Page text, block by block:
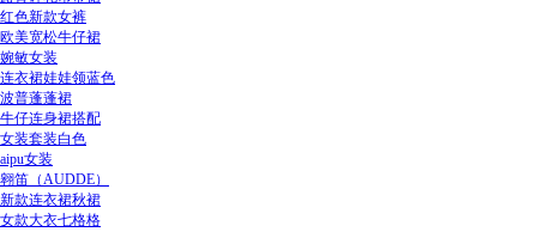
红色新款女裤
欧美宽松牛仔裙
婉敏女装
连衣裙娃娃领蓝色
波普蓬蓬裙
牛仔连身裙搭配
女装套装白色
aipu女装
翱笛（AUDDE）
新款连衣裙秋裙
女款大衣七格格